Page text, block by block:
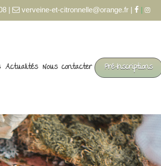
| verveine-et-citronnelle@orange.fr | |
Actualités Nous contacter Pré-Inscriptions